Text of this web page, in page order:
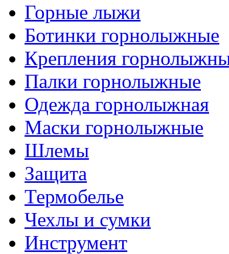
Горные лыжи
Ботинки горнолыжные
Крепления
Палки горнолыжные
Одежда горнолыжная
Маски горнолыжные
Шлемы
Защита
Термобелье
Чехлы и сумки
Инструмент